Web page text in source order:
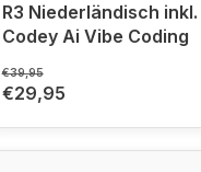
R3 Niederländisch inkl.
Codey Ai Vibe Coding
€39,95
€29,95